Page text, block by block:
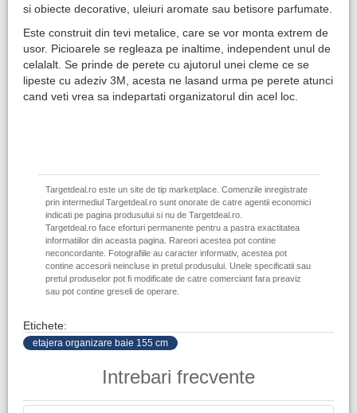
si obiecte decorative, uleiuri aromate sau betisore parfumate.
Este construit din tevi metalice, care se vor monta extrem de
usor. Picioarele se regleaza pe inaltime, independent unul de
celalalt. Se prinde de perete cu ajutorul unei cleme ce se
lipeste cu adeziv 3M, acesta ne lasand urma pe perete atunci
cand veti vrea sa indepartati organizatorul din acel loc.
Targetdeal.ro este un site de tip marketplace. Comenzile inregistrate
prin intermediul Targetdeal.ro sunt onorate de catre agentii economici
indicati pe pagina produsului si nu de Targetdeal.ro.
Targetdeal.ro face eforturi permanente pentru a pastra exactitatea
informatiilor din aceasta pagina. Rareori acestea pot contine
neconcordante. Fotografiile au caracter informativ, acestea pot
contine accesorii neincluse in pretul produsului. Unele specificatii sau
pretul produselor pot fi modificate de catre comerciant fara preaviz
sau pot contine greseli de operare.
Etichete:
etajera organizare baie 155 cm
Intrebari frecvente